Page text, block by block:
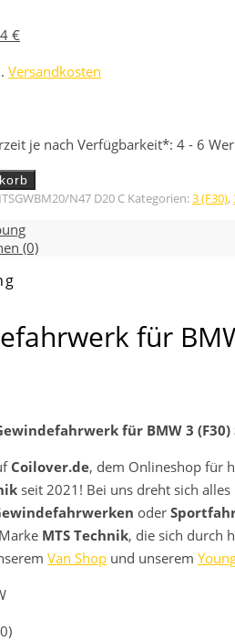
€
€Aktueller
ist:
Versandkosten
je nach Verfügbarkeit*: 4 - 6
N47 D20 C Kategorien:3 (F30),
(0)
für
für BMW 3
Coilover.de, dem Onlineshop für
seit 2021! Bei uns dreht sich alles
oder
MTS Technik, die sich durch
Van Shop und unserem